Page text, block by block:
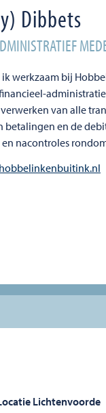
Dibbets
ik werkzaam bij
van alle
betalingen en de
nacontroles
Lichtenvoorde